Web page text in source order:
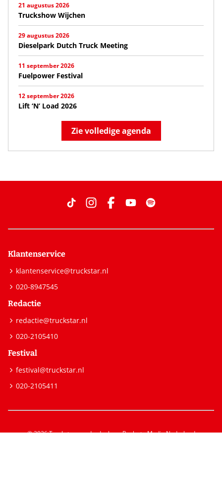
21 augustus 2026
Truckshow Wijchen
29 augustus 2026
Dieselpark Dutch Truck Meeting
11 september 2026
Fuelpower Festival
12 september 2026
Lift ‘N’ Load 2026
Zie volledige agenda
Klantenservice
klantenservice@truckstar.nl
020-8947545
Redactie
redactie@truckstar.nl
020-2105410
Festival
festival@truckstar.nl
020-2105411
© 2026 Truckstar – onderdeel van Roularta Media Nederland